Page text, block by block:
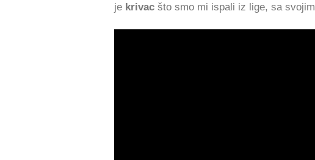
je krivac što smo mi ispali iz lige, sa svojim